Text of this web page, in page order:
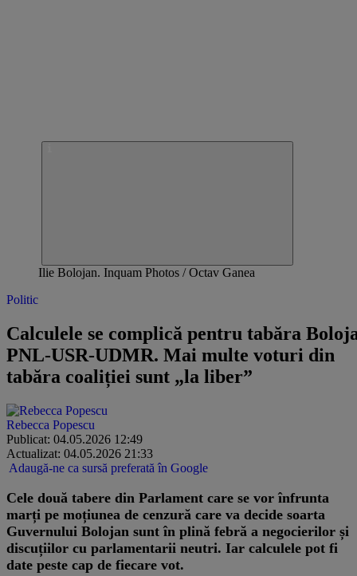
Ilie Bolojan. Inquam Photos / Octav Ganea
Politic
Calculele se complică pentru tabăra
PNL-USR-UDMR. Mai multe voturi din
tabăra coaliției sunt „la liber”
Rebecca Popescu
Publicat: 04.05.2026 12:49
Actualizat: 04.05.2026 21:33
Adaugă-ne ca sursă preferată în Google
Cele două tabere din Parlament care se vor înfrunta
marți pe moțiunea de cenzură care va decide soarta
Guvernului Bolojan sunt în plină febră a negocierilor și
discuțiilor cu parlamentarii neutri. Iar calculele pot fi
date peste cap de fiecare vot.